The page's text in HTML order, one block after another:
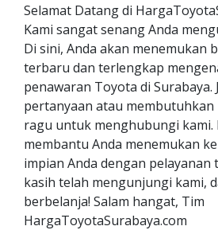
Selamat Datang di
Kami sangat senang Anda
Di sini, Anda akan menemukan
terbaru dan terlengkap
penawaran Toyota di Surabaya.
pertanyaan atau
ragu untuk menghubungi kami.
membantu Anda menemukan
impian Anda dengan pelayanan
kasih telah mengunjungi kami,
berbelanja! Salam hangat, Tim
HargaToyotaSurabaya.com